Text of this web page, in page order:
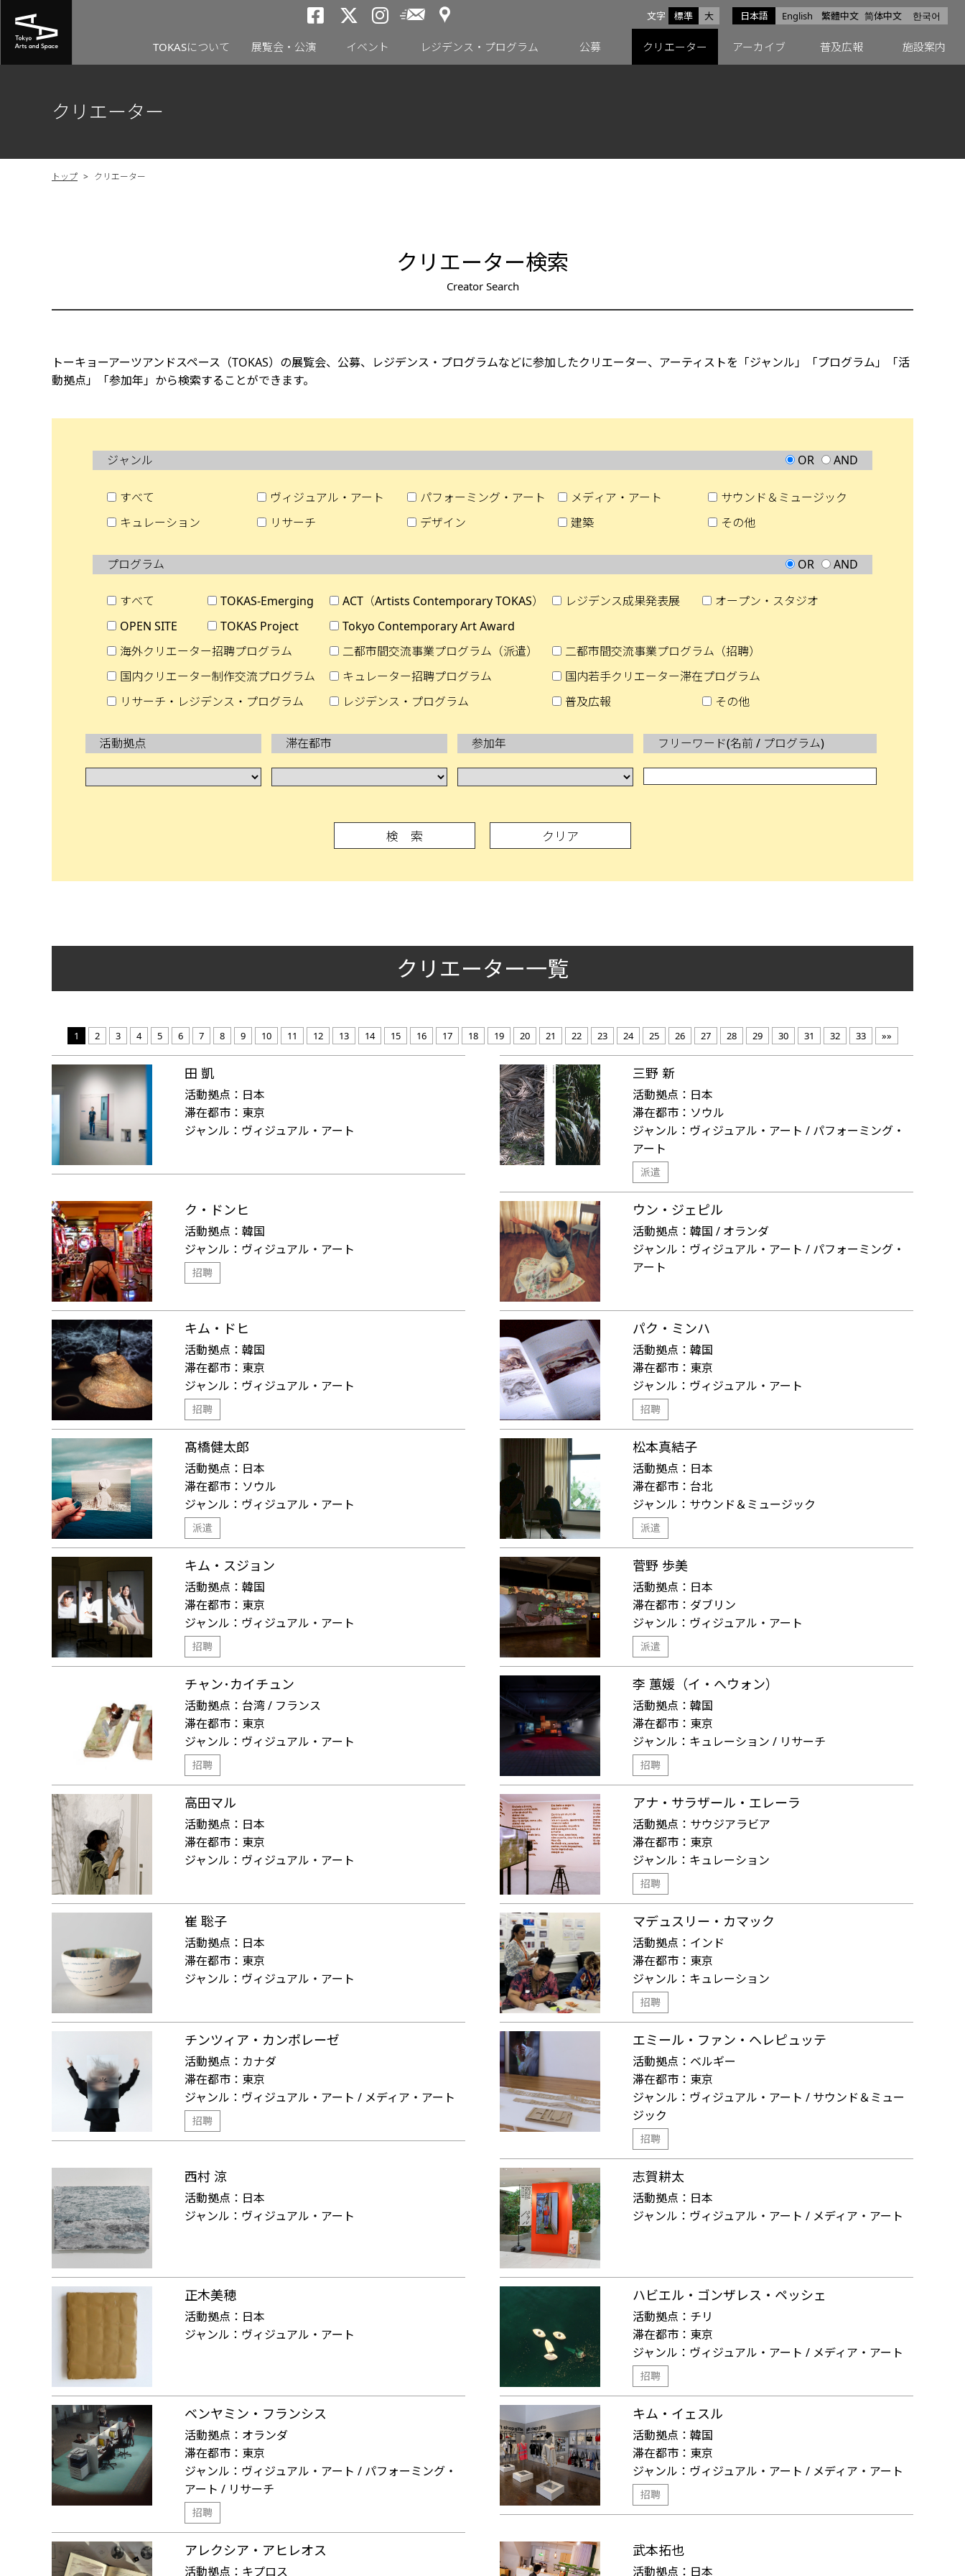
日本語 English 繁體中文 简体中文 한국어
文字サイズ
標準 大
トーキョーアーツアンドスペースfacebook
トーキョーアーツアンドスペースX
トーキョーアーツアンドスペースInstagram
メールニュース
アクセス
TOKASについて 展覧会・公演 イベント レジデンス・プログラム 公募 クリエーター アーカイブ 普及広報 施設案内
クリエーター
トップ > クリエーター
クリエーター検索
Creator Search
トーキョーアーツアンドスペース（TOKAS）の展覧会、公募、レジデンス・プログラムなどに参加したクリエーター、アーティストを「ジャンル」「プログラム」「活
動拠点」「参加年」から検索することができます。
ジャンル OR AND
すべて ヴィジュアル・アート パフォーミング・アート メディア・アート
サウンド＆ミュージック
キュレーション
リサーチ デザイン 建築 その他
プログラム OR AND
すべて TOKAS-Emerging ACT（Artists Contemporary TOKAS） レジデンス成果発表展
オープン・スタジオ
OPEN SITE
TOKAS Project
Tokyo Contemporary Art Award
海外クリエーター招聘プログラム
二都市間交流事業プログラム（派遣）
二都市間交流事業プログラム（招聘）
国内クリエーター制作交流プログラム
キュレーター招聘プログラム
国内若手クリエーター滞在プログラム
リサーチ・レジデンス・プログラム
レジデンス・プログラム 普及広報 その他
活動拠点 滞在都市 参加年 フリーワード(名前 / プログラム)
クリエーター一覧
1 2 3 4 5 6 7 8 9 10 11 12 13 14 15 16 17 18 19 20 21 22 23 24 25 26 27 28 29 30 31 32 33 »»
田 凱
活動拠点： 日本
滞在都市： 東京
ジャンル： ヴィジュアル・アート
三野 新
活動拠点： 日本
滞在都市： ソウル
ジャンル： ヴィジュアル・アート / パフォーミング・
アート
派遣
ク・ドンヒ
活動拠点： 韓国
ジャンル： ヴィジュアル・アート
招聘
ウン・ジェピル
活動拠点： 韓国 / オランダ
ジャンル： ヴィジュアル・アート / パフォーミング・
アート
キム・ドヒ
活動拠点： 韓国
滞在都市： 東京
ジャンル： ヴィジュアル・アート
招聘
パク・ミンハ
活動拠点： 韓国
滞在都市： 東京
ジャンル： ヴィジュアル・アート
招聘
髙橋健太郎
活動拠点： 日本
滞在都市： ソウル
ジャンル： ヴィジュアル・アート
派遣
松本真結子
活動拠点： 日本
滞在都市： 台北
ジャンル： サウンド＆ミュージック
派遣
キム・スジョン
活動拠点： 韓国
滞在都市： 東京
ジャンル： ヴィジュアル・アート
招聘
菅野 歩美
活動拠点： 日本
滞在都市： ダブリン
ジャンル： ヴィジュアル・アート
派遣
チャン･カイチュン
活動拠点： 台湾 / フランス
滞在都市： 東京
ジャンル： ヴィジュアル・アート
招聘
李 蕙媛（イ・へウォン）
活動拠点： 韓国
滞在都市： 東京
ジャンル： キュレーション / リサーチ
招聘
高田マル
活動拠点： 日本
滞在都市： 東京
ジャンル： ヴィジュアル・アート
アナ・サラザール・エレーラ
活動拠点： サウジアラビア
滞在都市： 東京
ジャンル： キュレーション
招聘
崔 聡子
活動拠点： 日本
滞在都市： 東京
ジャンル： ヴィジュアル・アート
マデュスリー・カマック
活動拠点： インド
滞在都市： 東京
ジャンル： キュレーション
招聘
チンツィア・カンポレーゼ
活動拠点： カナダ
滞在都市： 東京
ジャンル： ヴィジュアル・アート / メディア・アート
招聘
エミール・ファン・ヘレピュッテ
活動拠点： ベルギー
滞在都市： 東京
ジャンル： ヴィジュアル・アート / サウンド＆ミュー
ジック
招聘
西村 涼
活動拠点： 日本
ジャンル： ヴィジュアル・アート
志賀耕太
活動拠点： 日本
ジャンル： ヴィジュアル・アート / メディア・アート
正木美穂
活動拠点： 日本
ジャンル： ヴィジュアル・アート
ハビエル・ゴンザレス・ペッシェ
活動拠点： チリ
滞在都市： 東京
ジャンル： ヴィジュアル・アート / メディア・アート
招聘
ベンヤミン・フランシス
活動拠点： オランダ
滞在都市： 東京
ジャンル： ヴィジュアル・アート / パフォーミング・
アート / リサーチ
招聘
キム・イェスル
活動拠点： 韓国
滞在都市： 東京
ジャンル： ヴィジュアル・アート / メディア・アート
招聘
アレクシア・アヒレオス
活動拠点： キプロス
武本拓也
活動拠点： 日本